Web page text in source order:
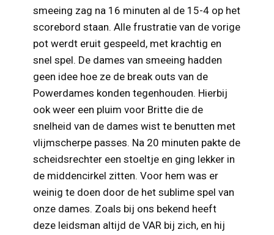
smeeing zag na 16 minuten al de 15-4 op het
scorebord staan. Alle frustratie van de vorige
pot werdt eruit gespeeld, met krachtig en
snel spel. De dames van smeeing hadden
geen idee hoe ze de break outs van de
Powerdames konden tegenhouden. Hierbij
ook weer een pluim voor Britte die de
snelheid van de dames wist te benutten met
vlijmscherpe passes. Na 20 minuten pakte de
scheidsrechter een stoeltje en ging lekker in
de middencirkel zitten. Voor hem was er
weinig te doen door de het sublime spel van
onze dames. Zoals bij ons bekend heeft
deze leidsman altijd de VAR bij zich, en hij